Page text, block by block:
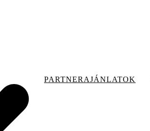
PARTNERAJÁNLATOK